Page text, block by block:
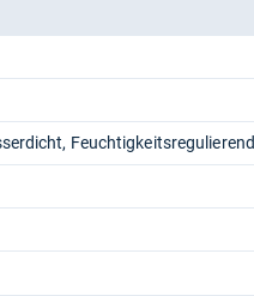
Feuchtigkeitsregulierend